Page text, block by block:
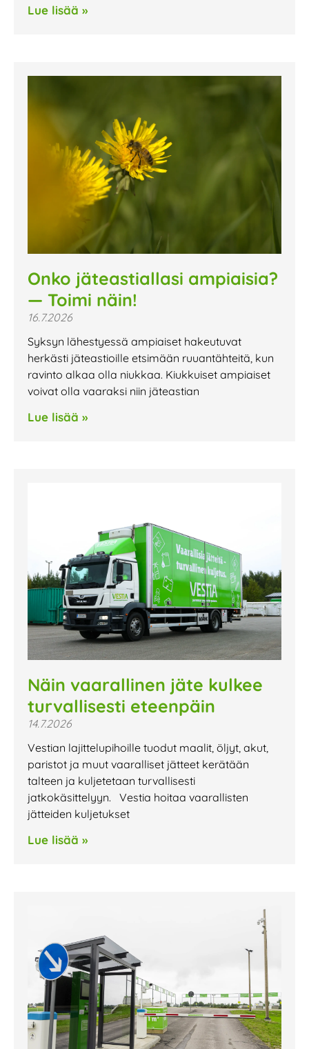
Lue lisää »
Onko jäteastiallasi ampiaisia?
— Toimi näin!
16.7.2026
Syksyn lähestyessä ampiaiset hakeutuvat
herkästi jäteastioille etsimään ruuantähteitä, kun
ravinto alkaa olla niukkaa. Kiukkuiset ampiaiset
voivat olla vaaraksi niin jäteastian
Lue lisää »
Näin vaarallinen jäte kulkee
turvallisesti eteenpäin
14.7.2026
Vestian lajittelupihoille tuodut maalit, öljyt, akut,
paristot ja muut vaaralliset jätteet kerätään
talteen ja kuljetetaan turvallisesti
jatkokäsittelyyn. Vestia hoitaa vaarallisten
jätteiden kuljetukset
Lue lisää »